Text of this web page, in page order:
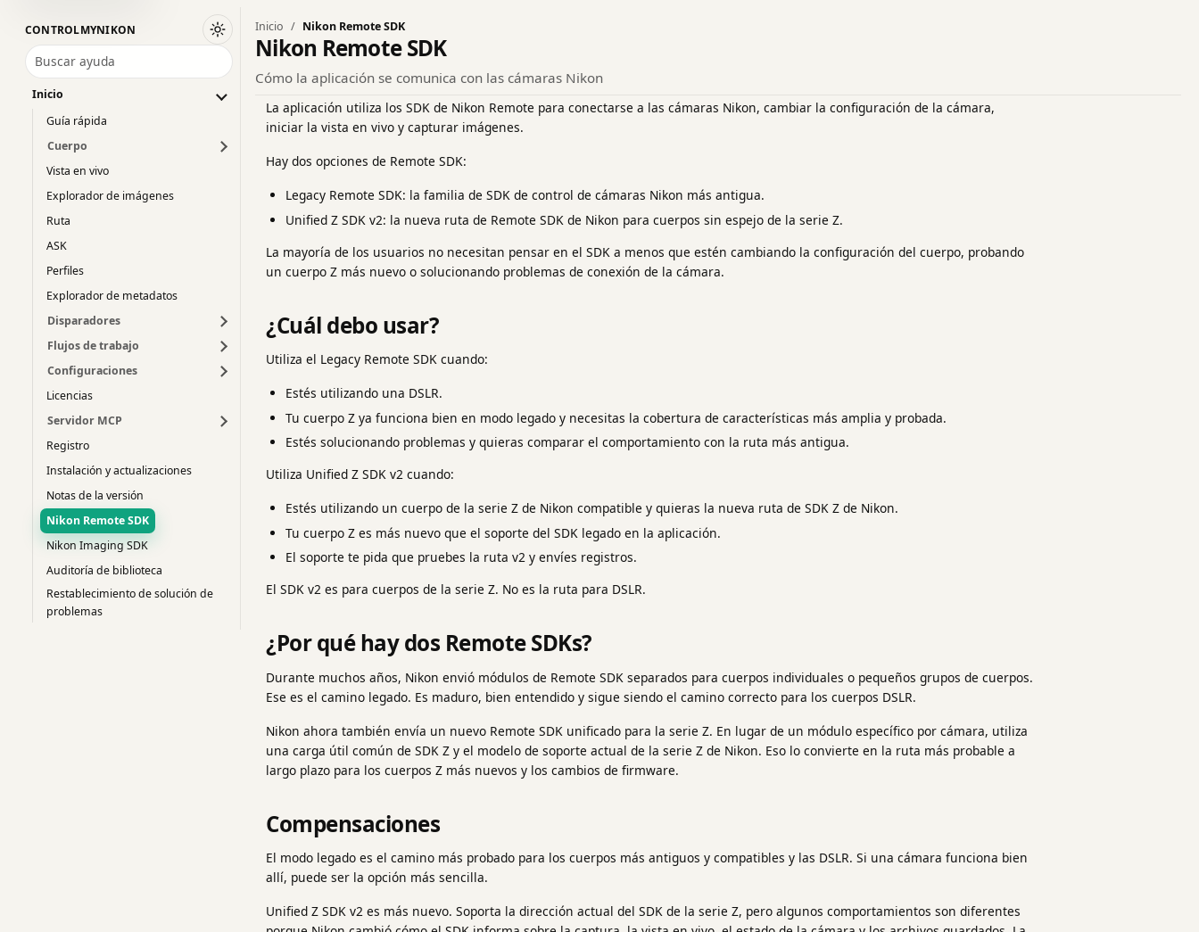
CONTROLMYNIKON
Cambiar a tema oscuro
Buscar ayuda
Inicio
Guía rápida
Cuerpo
Vista en vivo
Explorador de imágenes
Ruta
ASK
Perfiles
Explorador de metadatos
Disparadores
Flujos de trabajo
Configuraciones
Licencias
Servidor MCP
Registro
Instalación y actualizaciones
Notas de la versión
Nikon Remote SDK
Nikon Imaging SDK
Auditoría de biblioteca
Restablecimiento de solución de
problemas
Inicio Nikon Remote SDK
Nikon Remote SDK
Cómo la aplicación se comunica con las cámaras Nikon
La aplicación utiliza los SDK de Nikon Remote para conectarse a las cámaras Nikon, cambiar la configuración de la cámara,
iniciar la vista en vivo y capturar imágenes.
Hay dos opciones de Remote SDK:
Legacy Remote SDK: la familia de SDK de control de cámaras Nikon más antigua.
Unified Z SDK v2: la nueva ruta de Remote SDK de Nikon para cuerpos sin espejo de la serie Z.
La mayoría de los usuarios no necesitan pensar en el SDK a menos que estén cambiando la configuración del cuerpo, probando
un cuerpo Z más nuevo o solucionando problemas de conexión de la cámara.
¿Cuál debo usar?
Utiliza el Legacy Remote SDK cuando:
Estés utilizando una DSLR.
Tu cuerpo Z ya funciona bien en modo legado y necesitas la cobertura de características más amplia y probada.
Estés solucionando problemas y quieras comparar el comportamiento con la ruta más antigua.
Utiliza Unified Z SDK v2 cuando:
Estés utilizando un cuerpo de la serie Z de Nikon compatible y quieras la nueva ruta de SDK Z de Nikon.
Tu cuerpo Z es más nuevo que el soporte del SDK legado en la aplicación.
El soporte te pida que pruebes la ruta v2 y envíes registros.
El SDK v2 es para cuerpos de la serie Z. No es la ruta para DSLR.
¿Por qué hay dos Remote SDKs?
Durante muchos años, Nikon envió módulos de Remote SDK separados para cuerpos individuales o pequeños grupos de cuerpos.
Ese es el camino legado. Es maduro, bien entendido y sigue siendo el camino correcto para los cuerpos DSLR.
Nikon ahora también envía un nuevo Remote SDK unificado para la serie Z. En lugar de un módulo específico por cámara, utiliza
una carga útil común de SDK Z y el modelo de soporte actual de la serie Z de Nikon. Eso lo convierte en la ruta más probable a
largo plazo para los cuerpos Z más nuevos y los cambios de firmware.
Compensaciones
El modo legado es el camino más probado para los cuerpos más antiguos y compatibles y las DSLR. Si una cámara funciona bien
allí, puede ser la opción más sencilla.
Unified Z SDK v2 es más nuevo. Soporta la dirección actual del SDK de la serie Z, pero algunos comportamientos son diferentes